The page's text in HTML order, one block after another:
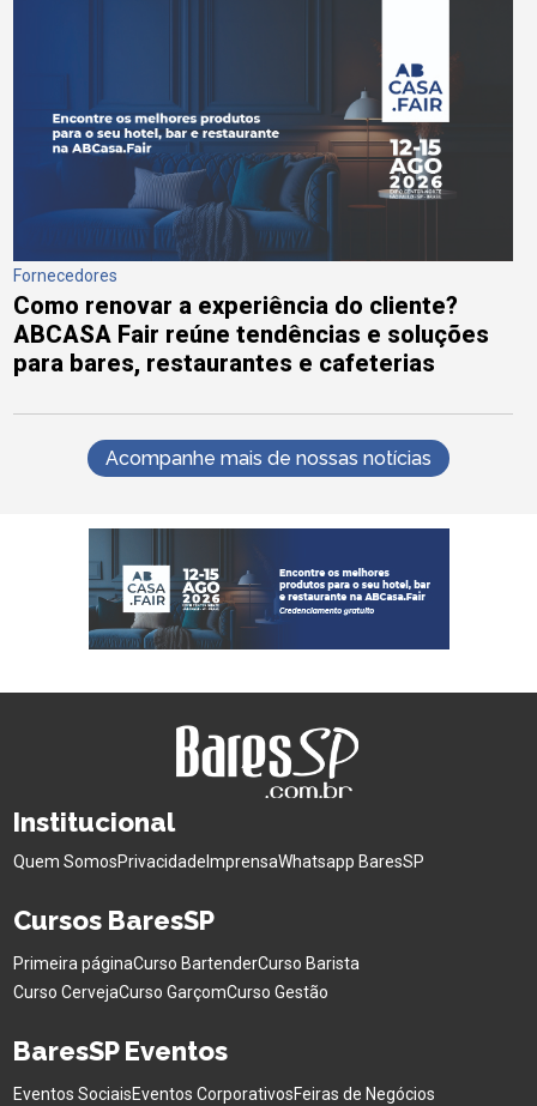
Fornecedores
Como renovar a experiência do cliente?
ABCASA Fair reúne tendências e soluções
para bares, restaurantes e cafeterias
Acompanhe mais de nossas notícias
Institucional
Quem SomosPrivacidade ImprensaWhatsapp BaresSP
Cursos BaresSP
Primeira páginaCurso BartenderCurso Barista
Curso CervejaCurso GarçomCurso Gestão
BaresSP Eventos
Eventos SociaisEventos CorporativosFeiras de Negócios